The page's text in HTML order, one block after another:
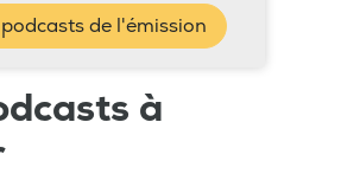
de l'émission
à